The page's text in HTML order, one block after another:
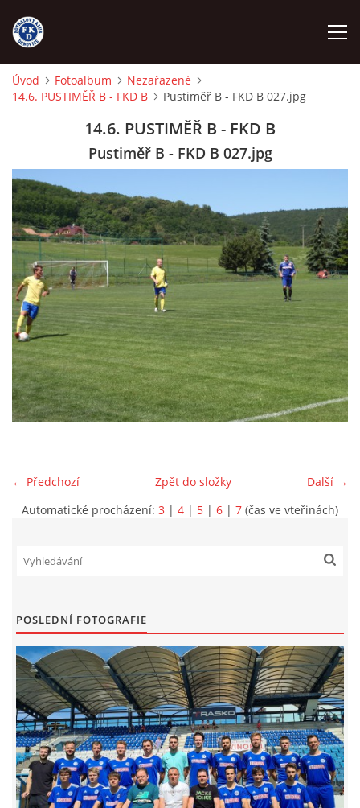
ÚVOD
FKD A
FKD B
STARŠÍ DOROST
STARŠÍ ŽÁCI
MLADŠÍ ŽÁCI
STARŠÍ PŘÍPRAVKA R 2012 + 2013
ARCHÍV
DOTACE
FKD, z.s.
Drnovice 704
Úvod Fotoalbum
Nezařazené
14.6. PUSTIMĚŘ B - FKD B
Pustiměř B - FKD B 027.jpg
14.6. PUSTIMĚŘ B - FKD B
Pustiměř B - FKD B 027.jpg
← Předchozí Další →
Zpět do složky
Automatické procházení: 3 | 4 | 5 | 6 | 7 (čas ve vteřinách)
POSLEDNÍ FOTOGRAFIE